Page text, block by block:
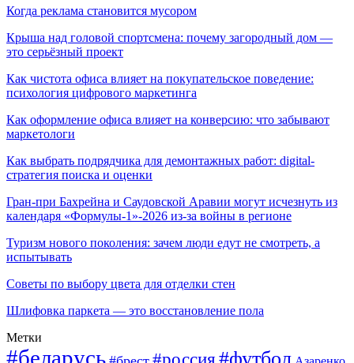
Когда реклама становится мусором
Крыша над головой спортсмена: почему загородный дом —
это серьёзный проект
Как чистота офиса влияет на покупательское поведение:
психология цифрового маркетинга
Как оформление офиса влияет на конверсию: что забывают
маркетологи
Как выбрать подрядчика для демонтажных работ: digital-
стратегия поиска и оценки
Гран-при Бахрейна и Саудовской Аравии могут исчезнуть из
календаря «Формулы-1»-2026 из-за войны в регионе
Туризм нового поколения: зачем люди едут не смотреть, а
испытывать
Советы по выбору цвета для отделки стен
Шлифовка паркета — это восстановление пола
Метки
#беларусь